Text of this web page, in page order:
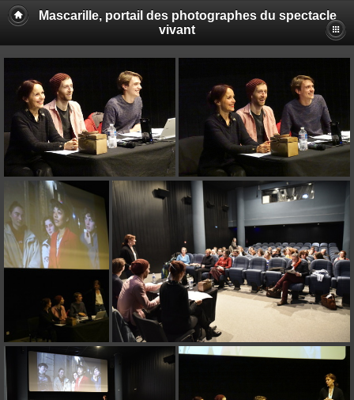
Mascarille, portail des photographes du spectacle
vivant